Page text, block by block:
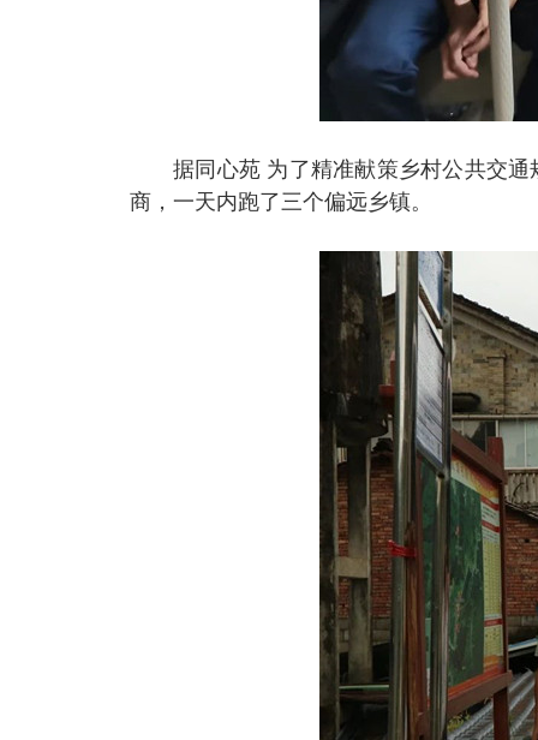
据同心苑 为了精准献策乡村公共交
商，一天内跑了三个偏远乡镇。